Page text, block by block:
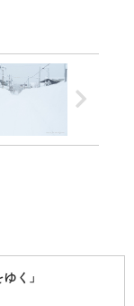
ゆく」